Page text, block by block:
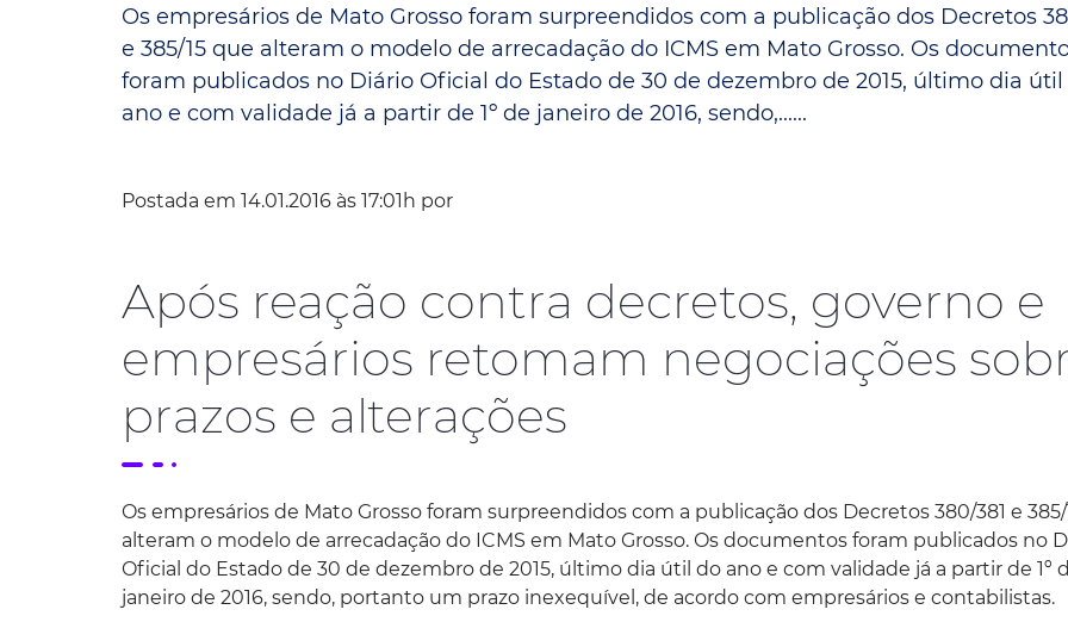
Convênio Parque das Águas
Convênio Mix da Saúde
Proteção ao Crédito
Vante CRM
Os empresários de Mato Grosso foram surpreendidos com a publicação dos Decretos
e 385/15 que alteram o modelo de arrecadação do ICMS em Mato Grosso. Os
foram publicados no Diário Oficial do Estado de 30 de dezembro de 2015, último dia útil
ano e com validade já a partir de 1º de janeiro de 2016, sendo,......
Postada em 14.01.2016 às 17:01h por
Após reação contra decretos, governo e
empresários retomam negociações
prazos e alterações
Os empresários de Mato Grosso foram surpreendidos com a publicação dos Decretos 380/381 e
alteram o modelo de arrecadação do ICMS em Mato Grosso. Os documentos foram publicados no
Oficial do Estado de 30 de dezembro de 2015, último dia útil do ano e com validade já a partir de 1º
janeiro de 2016, sendo, portanto um prazo inexequível, de acordo com empresários e contabilistas.